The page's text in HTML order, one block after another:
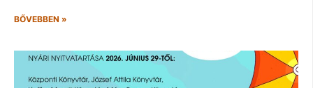
BŐVEBBEN »